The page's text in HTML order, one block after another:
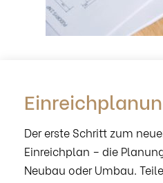
Der erste Schritt zum
Einreichplan – die
Neubau oder Umbau.